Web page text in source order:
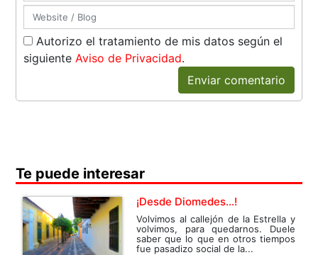
Autorizo el tratamiento de mis datos según el
siguiente Aviso de Privacidad.
Enviar comentario
Te puede interesar
¡Desde Diomedes...!
Volvimos al callejón de la Estrella y
volvimos, para quedarnos. Duele
saber que lo que en otros tiempos
fue pasadizo social de la...